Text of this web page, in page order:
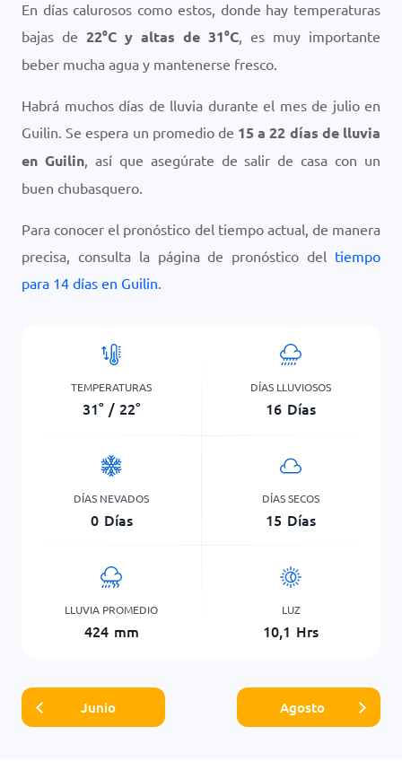
En días calurosos como estos, donde hay temperaturas
bajas de 22°C y altas de 31°C, es muy importante
beber mucha agua y mantenerse fresco.
Habrá muchos días de lluvia durante el mes de julio en
Guilin. Se espera un promedio de 15 a 22 días de lluvia
en Guilin, así que asegúrate de salir de casa con un
buen chubasquero.
Para conocer el pronóstico del tiempo actual, de manera
precisa, consulta la página de pronóstico del tiempo
para 14 días en Guilin.
TEMPERATURAS
31° / 22°
DÍAS LLUVIOSOS
16 Días
DÍAS NEVADOS
0 Días
DÍAS SECOS
15 Días
LLUVIA PROMEDIO
424 mm
LUZ
10,1 Hrs
Junio Agosto